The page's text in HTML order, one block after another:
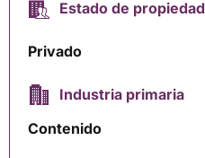
Estado de propiedad
Privado
Industria primaria
Contenido